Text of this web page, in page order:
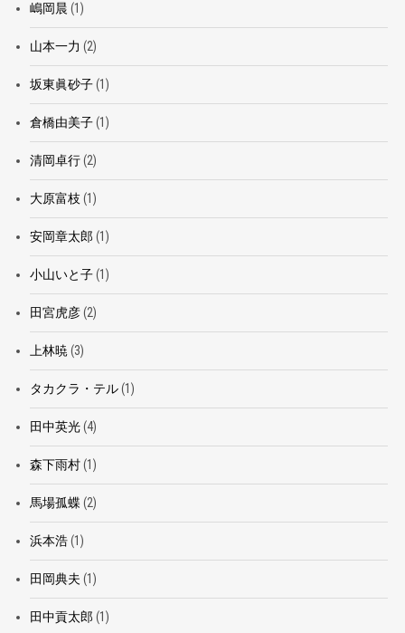
嶋岡晨 (1)
山本一力 (2)
坂東眞砂子(1)
倉橋由美子(1)
清岡卓行(2)
大原富枝 (1)
安岡章太郎 (1)
小山いと子(1)
田宮虎彦(2)
上林暁 (3)
タカクラ・テル(1)
田中英光(4)
森下雨村(1)
馬場孤蝶 (2)
浜本浩(1)
田岡典夫 (1)
田中貢太郎 (1)